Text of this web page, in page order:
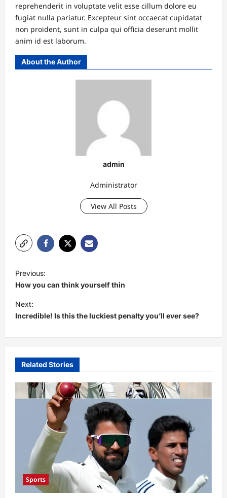
reprehenderit in voluptate velit esse cillum dolore eu
fugiat nulla pariatur. Excepteur sint occaecat cupidatat
non proident, sunt in culpa qui officia deserunt mollit
anim id est laborum.
About the Author
admin
Administrator
View All Posts
o
s
t
v
Previous:
How you can think yourself thin
Next:
Incredible! Is this the luckiest penalty you’ll ever see?
Related Stories
Sports